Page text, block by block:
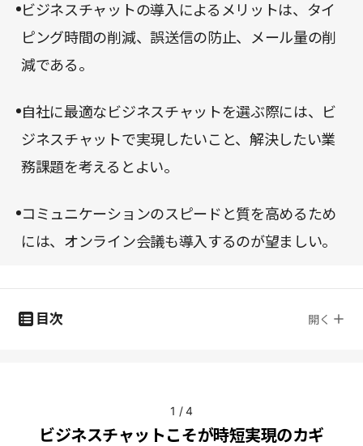
ビジネスチャットの導入によるメリットは、タイ
ピング時間の削減、誤送信の防止、メール量の削
減である。
自社に最適なビジネスチャットを選ぶ際には、ビ
ジネスチャットで実現したいこと、解決したい業
務課題を考えるとよい。
コミュニケーションのスピードと質を高めるため
には、オンライン会議も導入するのが望ましい。
目次 開く
1 /4
ビジネスチャットこそが時短実現のカギ